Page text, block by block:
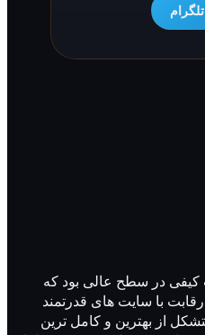
کیفی در سطح عالی بود که
با سایت های قدرتمند
از بهترین و کامل ترین